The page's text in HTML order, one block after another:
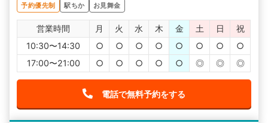
予約優先制
駅ちか お見舞金
営業時間 月 火 水 木 金 土 日
祝
10:30〜14:30
○ ○ ○ ○ ○ ○ ○
○
17:00〜21:00
○ ○ ○ ○ ○ ◎ ◎ ◎
電話で無料予約をする